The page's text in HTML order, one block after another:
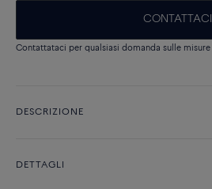
CONTATTACI
Contattataci per qualsiasi domanda sulle misure
DESCRIZIONE
DETTAGLI